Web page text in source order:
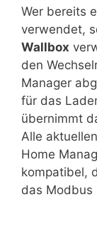
Wer bereits
verwendet,
Wallbox
den
Manager
für das
übernimmt
Alle
Home
kompatibel,
das Modbus